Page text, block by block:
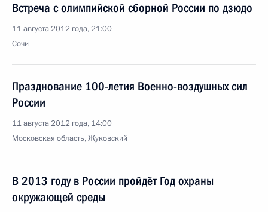
Встреча с олимпийской сборной России по дзюдо
11 августа 2012 года, 21:00
Сочи
Празднование 100-летия Военно-воздушных сил
России
11 августа 2012 года, 14:00
Московская область, Жуковский
В 2013 году в России пройдёт Год охраны
окружающей среды